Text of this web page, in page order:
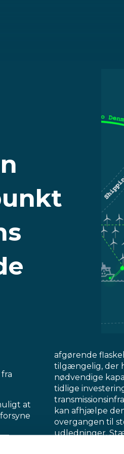
at
afgørende
tilgængelig, der
nødvendige
tidlige
kan afhjælpe
overgangen til
udledninger.